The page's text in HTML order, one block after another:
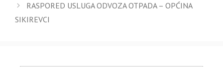
RASPORED USLUGA ODVOZA OTPADA – OPĆINA
SIKIREVCI